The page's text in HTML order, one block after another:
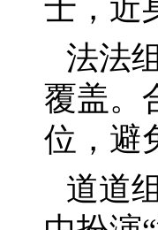
士，近
法法
覆盖。
位，避
道道